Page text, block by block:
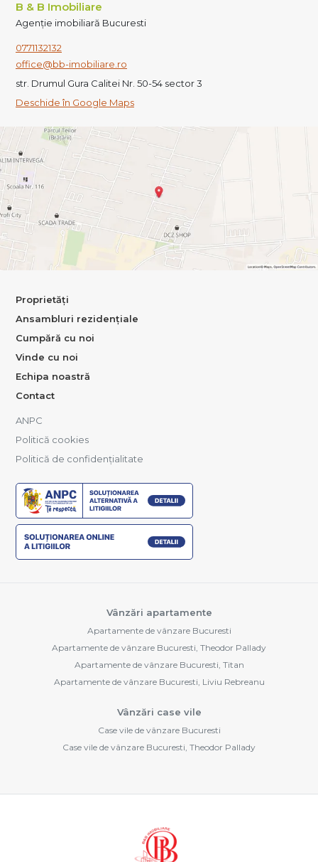
B & B Imobiliare
Agenție imobiliară Bucuresti
0771132132
office@bb-imobiliare.ro
str. Drumul Gura Calitei Nr. 50-54 sector 3
Deschide în Google Maps
Proprietăți
Ansambluri rezidențiale
Cumpără cu noi
Vinde cu noi
Echipa noastră
Contact
ANPC
Politică cookies
Politică de confidențialitate
Vânzări apartamente
Apartamente de vânzare Bucuresti
Apartamente de vânzare Bucuresti, Theodor Pallady
Apartamente de vânzare Bucuresti, Titan
Apartamente de vânzare Bucuresti, Liviu Rebreanu
Vânzări case vile
Case vile de vânzare Bucuresti
Case vile de vânzare Bucuresti, Theodor Pallady